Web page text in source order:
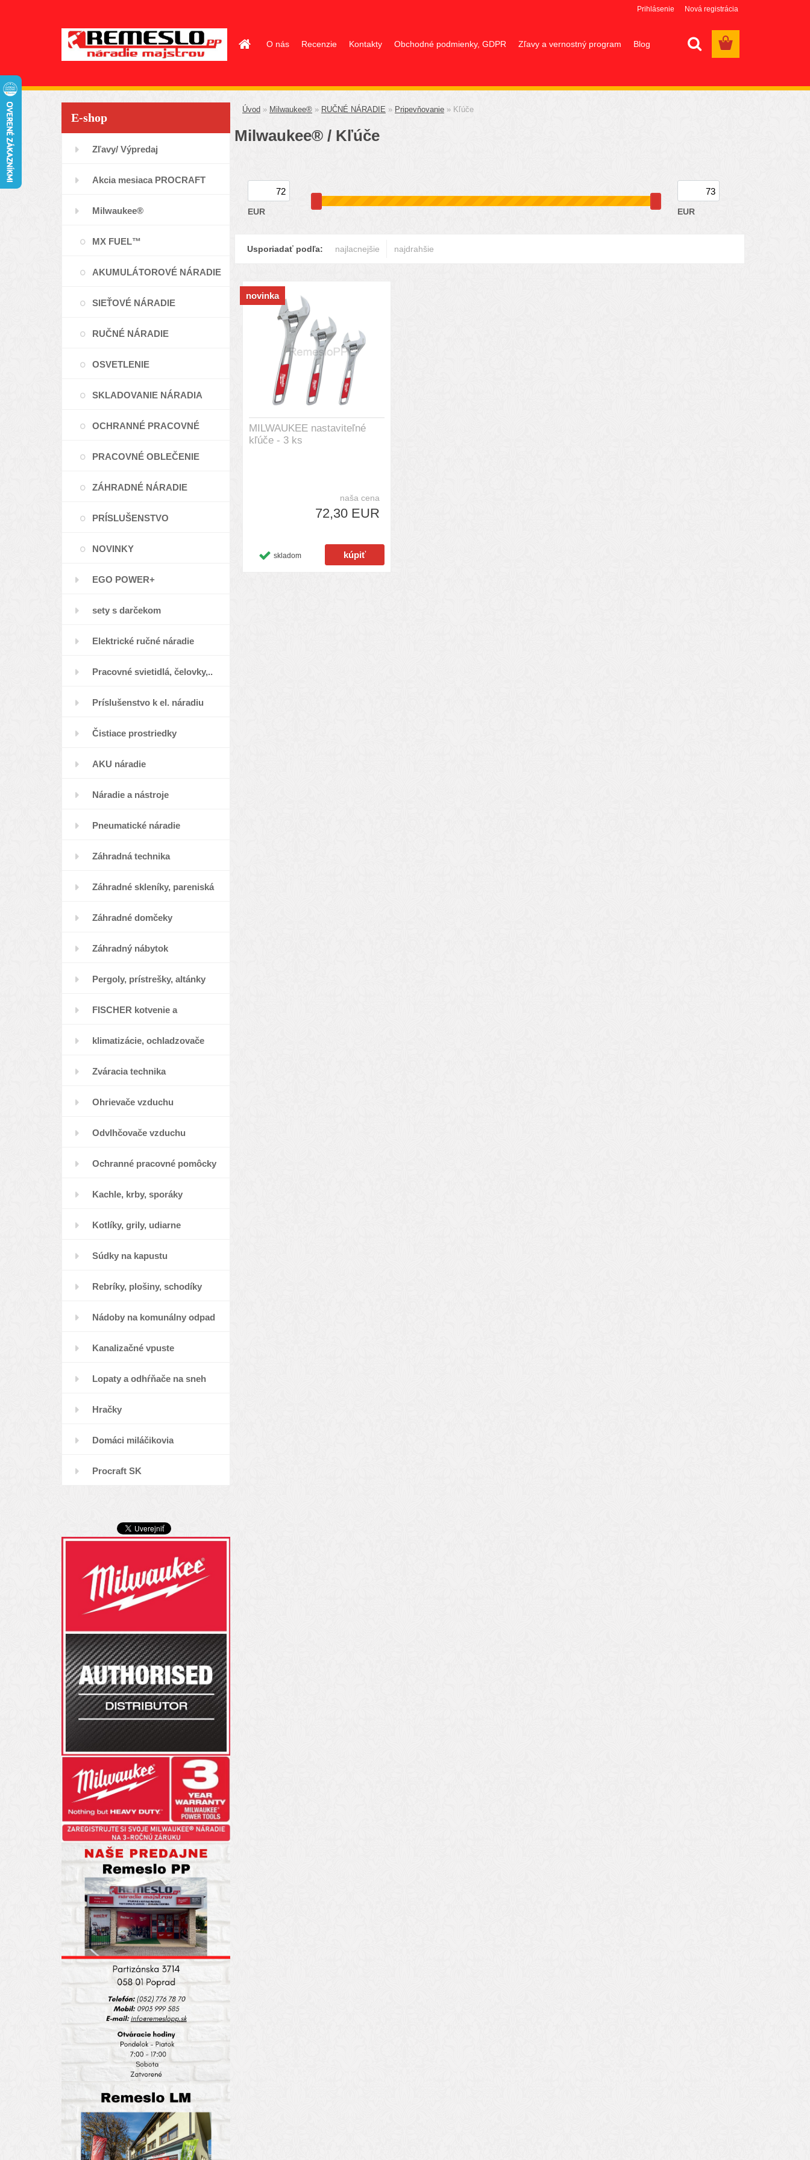
O nás Recenzie Kontakty Obchodné podmienky, GDPR Zľavy a vernostný program Blog
Prihlásenie Nová registrácia
E-shop
Zľavy/ Výpredaj
Akcia mesiaca PROCRAFT
Milwaukee®
MX FUEL™
AKUMULÁTOROVÉ NÁRADIE
SIEŤOVÉ NÁRADIE
RUČNÉ NÁRADIE
OSVETLENIE
SKLADOVANIE NÁRADIA
OCHRANNÉ PRACOVNÉ
PROSTRIEDKY
PRACOVNÉ OBLEČENIE
ZÁHRADNÉ NÁRADIE
PRÍSLUŠENSTVO
NOVINKY
EGO POWER+
sety s darčekom
Elektrické ručné náradie
Pracovné svietidlá, čelovky,..
Príslušenstvo k el. náradiu
Čistiace prostriedky
AKU náradie
Náradie a nástroje
Pneumatické náradie
Záhradná technika
Záhradné skleníky, pareniská
Záhradné domčeky
Záhradný nábytok
Pergoly, prístrešky, altánky
FISCHER kotvenie a
upevňovanie
klimatizácie, ochladzovače
Zváracia technika
Ohrievače vzduchu
Odvlhčovače vzduchu
Ochranné pracovné pomôcky
Kachle, krby, sporáky
Kotlíky, grily, udiarne
Súdky na kapustu
Rebríky, plošiny, schodíky
Nádoby na komunálny odpad
Kanalizačné vpuste
Lopaty a odhŕňače na sneh
Hračky
Domáci miláčikovia
Procraft SK
Úvod » Milwaukee® » RUČNÉ NÁRADIE » Pripevňovanie » Kľúče
Milwaukee® / Kľúče
EUR EUR
Usporiadať podľa: najlacnejšie najdrahšie
MILWAUKEE nastaviteľné
kľúče - 3 ks
naša cena
72,30 EUR
skladom
novinka